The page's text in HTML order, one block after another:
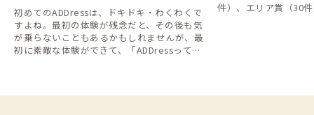
初めてのADDressは、ドキドキ・わくわくで
すよね。最初の体験が残念だと、その後も気
が乗らないこともあるかもしれませんが、最
初に素敵な体験ができて、「ADDressってこ
件）、エリア賞（30